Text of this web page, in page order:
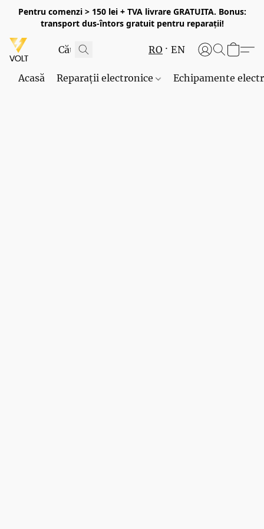
Pentru comenzi > 150 lei + TVA livrare GRATUITA. Bonus:
transport dus-întors gratuit pentru reparații!
RO EN
Acasă Reparații electronice Echipamente